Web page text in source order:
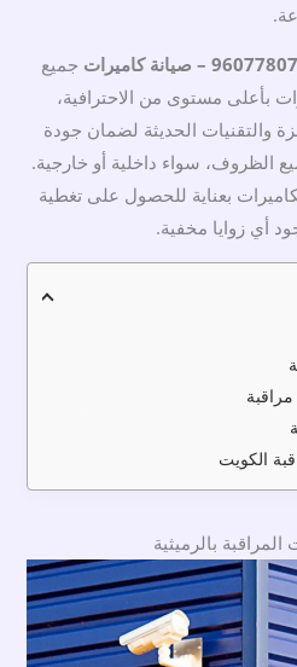
جميع
بأعلى مستوى من الاحترافية،
والتقنيات الحديثة لضمان جودة
الظروف، سواء داخلية أو خارجية.
بعناية للحصول على تغطية
أي زوايا مخفية.
الكويت
بالرميثية